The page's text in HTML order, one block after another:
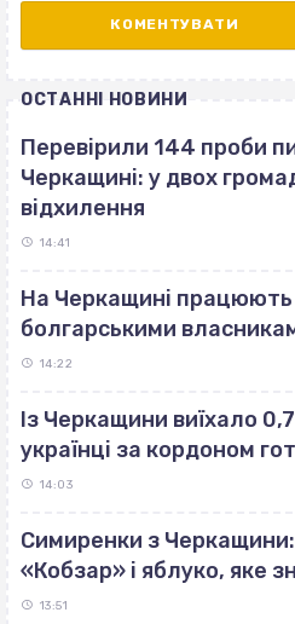
ОСТАННІ НОВИНИ
Перевірили 144 проби
Черкащині: у двох
відхилення
14:41
На Черкащині працюють
болгарськими
14:22
Із Черкащини виїхало
українці за кордоном
14:03
Симиренки з
«Кобзар» і яблуко, яке
13:51